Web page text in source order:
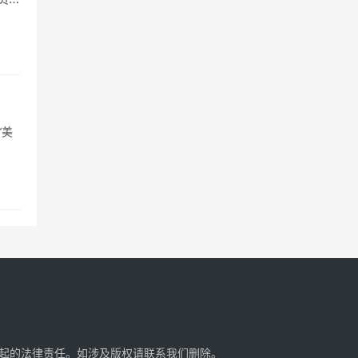
的法律责任。如涉及版权请联系我们删除。